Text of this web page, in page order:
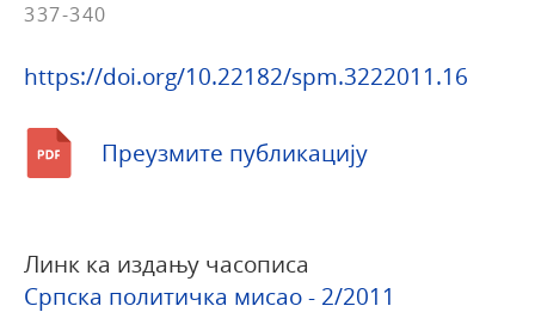
337-340
https://doi.org/10.22182/spm.3222011.16
Преузмите публикацију
Линк ка издању часописа
Српска политичка мисао - 2/2011